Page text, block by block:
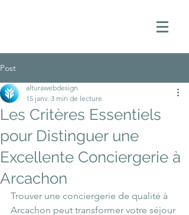
Post
Les Critères Essentiels
pour Distinguer une
Excellente Conciergerie à
Arcachon
alturawebdesign
15 janv. 3 min de lecture
Trouver une conciergerie de qualité à
Arcachon peut transformer votre séjour